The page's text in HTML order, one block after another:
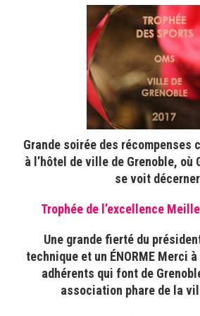
Grande soirée des récompenses
à l’hôtel de ville de Grenoble, où
se voit
Trophée de l’excellence
Une grande fierté du
technique et un ÉNORME Merci
adhérents qui font de
association phare de la